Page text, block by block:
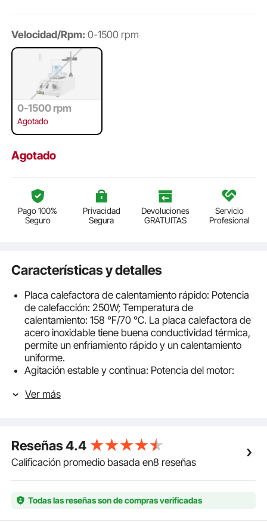
Velocidad/Rpm: 0-1500 rpm
0-1500 rpm
Agotado
Agotado
Pago 100%
Seguro
Privacidad
Segura
Devoluciones
GRATUITAS
Servicio
Profesional
Características y detalles
Placa calefactora de calentamiento rápido: Potencia
de calefacción: 250W; Temperatura de
calentamiento: 158 ℉/70 ℃. La placa calefactora de
acero inoxidable tiene buena conductividad térmica,
permite un enfriamiento rápido y un calentamiento
uniforme.
Agitación estable y continua: Potencia del motor:
Este agitador magnético de placa caliente adopta
Control simple y preciso: La perilla de ajuste de
velocidad y el interruptor de calentamiento están
diseñados en el panel de control, lo que permite un
gran precisión y simplifica la configuración.
Diseño ajustable y seguro: La varilla de soporte
Ver más
Reseñas4.4
Calificación promedio basada en8 reseñas
Todas las reseñas son de compras verificadas